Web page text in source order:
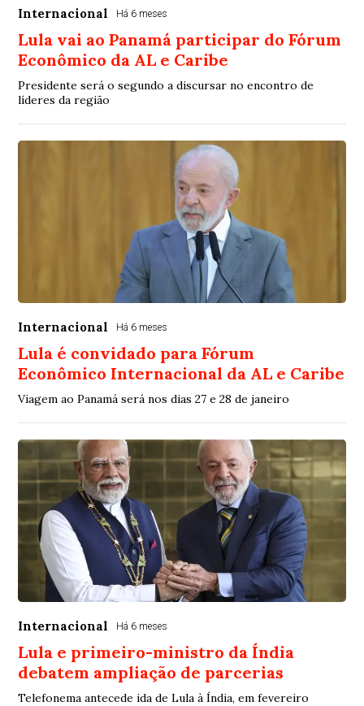
Internacional Há 6 meses
Lula vai ao Panamá participar do Fórum
Econômico da AL e Caribe
Presidente será o segundo a discursar no encontro de
líderes da região
Internacional Há 6 meses
Lula é convidado para Fórum
Econômico Internacional da AL e Caribe
Viagem ao Panamá será nos dias 27 e 28 de janeiro
Internacional Há 6 meses
Lula e primeiro-ministro da Índia
debatem ampliação de parcerias
Telefonema antecede ida de Lula à Índia, em fevereiro